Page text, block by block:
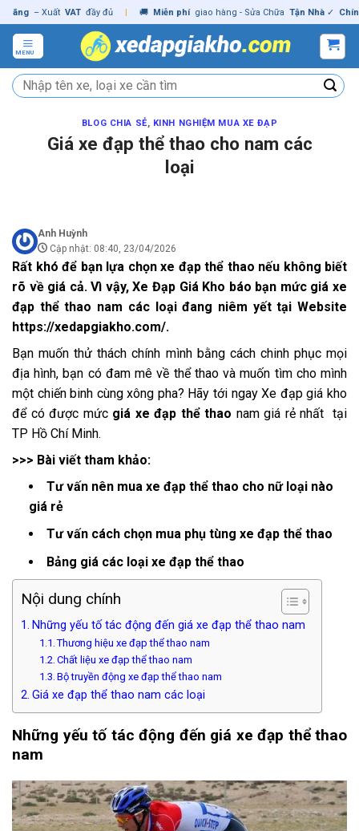
Skip
to
content
– Xuất VAT đầy đủ | 🚚 Miễn phí giao hàng - Sửa Chữa Tận Nhà ✓ Chính
MENU
Tìm
kiếm:
BLOG CHIA SẺ, KINH NGHIỆM MUA XE ĐẠP
Giá xe đạp thể thao cho nam các
loại
Anh Huỳnh
Cập nhật: 08:40, 23/04/2026
Rất khó để bạn lựa chọn xe đạp thể thao nếu không biết
rõ về giá cả. Vì vậy, Xe Đạp Giá Kho báo bạn mức giá xe
đạp thể thao nam các loại đang niêm yết tại Website
https://xedapgiakho.com/.
Bạn muốn thử thách chính mình bằng cách chinh phục mọi
địa hình, bạn có đam mê về thể thao và muốn tìm cho mình
một chiến binh cùng xông pha? Hãy tới ngay Xe đạp giá kho
để có được mức giá xe đạp thể thao nam giá rẻ nhất tại
TP Hồ Chí Minh.
>>> Bài viết tham khảo:
Tư vấn nên mua xe đạp thể thao cho nữ loại nào
giá rẻ
Tư vấn cách chọn mua phụ tùng xe đạp thể thao
Bảng giá các loại xe đạp thể thao
Nội dung chính
Những yếu tố tác động đến giá xe đạp thể thao nam
Thương hiệu xe đạp thể thao nam
Chất liệu xe đạp thể thao nam
Bộ truyền động xe đạp thể thao nam
Giá xe đạp thể thao nam các loại
Những yếu tố tác động đến giá xe đạp thể thao
nam